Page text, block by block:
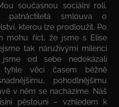
současnou sociální roli,
patnáctiletá smlouva o
kterou lze prodloužit. Po
mohu říct, že jsme s Elise
tak náruživými milenci
od sebe nedokázali
věci časem běžně
pohodlnějšímu
v něm se nacházíme. Náš
pěstouni – vzhledem k